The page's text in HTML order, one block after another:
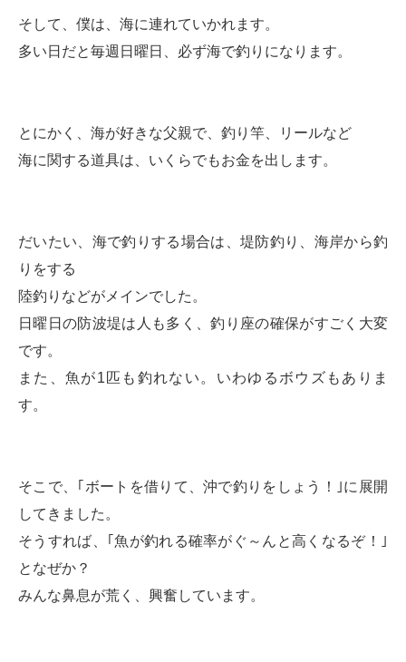
そして、僕は、海に連れていかれます。
多い日だと毎週日曜日、必ず海で釣りになります。
とにかく、海が好きな父親で、釣り竿、リールなど
海に関する道具は、いくらでもお金を出します。
だいたい、海で釣りする場合は、堤防釣り、海岸から釣
りをする
陸釣りなどがメインでした。
日曜日の防波堤は人も多く、釣り座の確保がすごく大変
です。
また、魚が1匹も釣れない。いわゆるボウズもありま
す。
そこで、｢ボートを借りて、沖で釣りをしょう！｣に展開
してきました。
そうすれば、｢魚が釣れる確率がぐ～んと高くなるぞ！｣
となぜか？
みんな鼻息が荒く、興奮しています。